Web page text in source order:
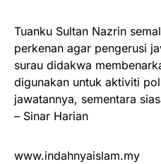
Tuanku Sultan Nazrin
perkenan agar pengerusi
surau didakwa
digunakan untuk aktiviti
jawatannya, sementara
– Sinar Harian
www.indahnyaislam.my